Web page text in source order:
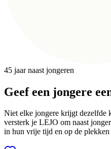
45 jaar naast jongeren
Geef een jongere
Niet elke jongere krijgt dezelfde
versterk je LEJO om naast
in hun vrije tijd en op de